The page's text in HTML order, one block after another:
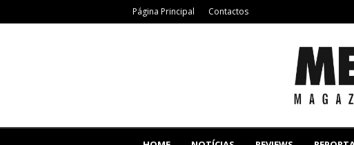
Página Principal Contactos